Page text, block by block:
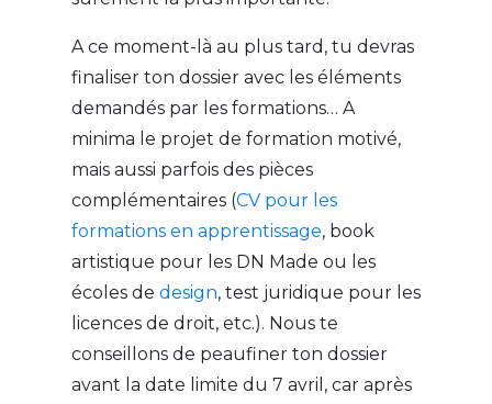
A ce moment-là au plus tard, tu devras
finaliser ton dossier avec les éléments
demandés par les formations… A
minima le projet de formation motivé,
mais aussi parfois des pièces
complémentaires (CV pour les
formations en apprentissage, book
artistique pour les DN Made ou les
écoles de design, test juridique pour les
licences de droit, etc.). Nous te
conseillons de peaufiner ton dossier
avant la date limite du 7 avril, car après